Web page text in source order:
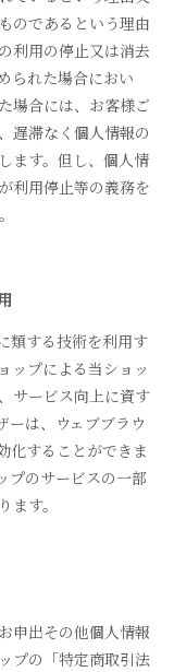
のであるという理由
利用の停止又は消去
られた場合におい
場合には、お客様ご
遅滞なく個人情報の
ます。但し、個人情
利用停止等の義務を
類する技術を利用す
ップによる当ショッ
サービス向上に資す
ーは、ウェブブラウ
化することができま
プのサービスの一部
す。
申出その他個人情報
プの「特定商取引法